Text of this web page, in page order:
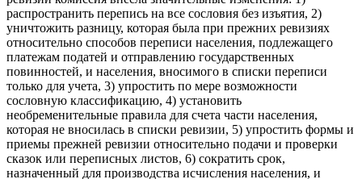
распространить перепись на все сословия без изъятия, 2)
уничтожить разницу, которая была при прежних ревизиях
относительно способов переписи населения, подлежащего
платежам податей и отправлению государственных
повинностей, и населения, вносимого в списки переписи
только для учета, 3) упростить по мере возможности
сословную классификацию, 4) установить
необременительные правила для счета части населения,
которая не вносилась в списки ревизии, 5) упростить формы и
приемы прежней ревизии относительно подачи и проверки
сказок или переписных листов, 6) сократить срок,
назначенный для производства исчисления населения, и